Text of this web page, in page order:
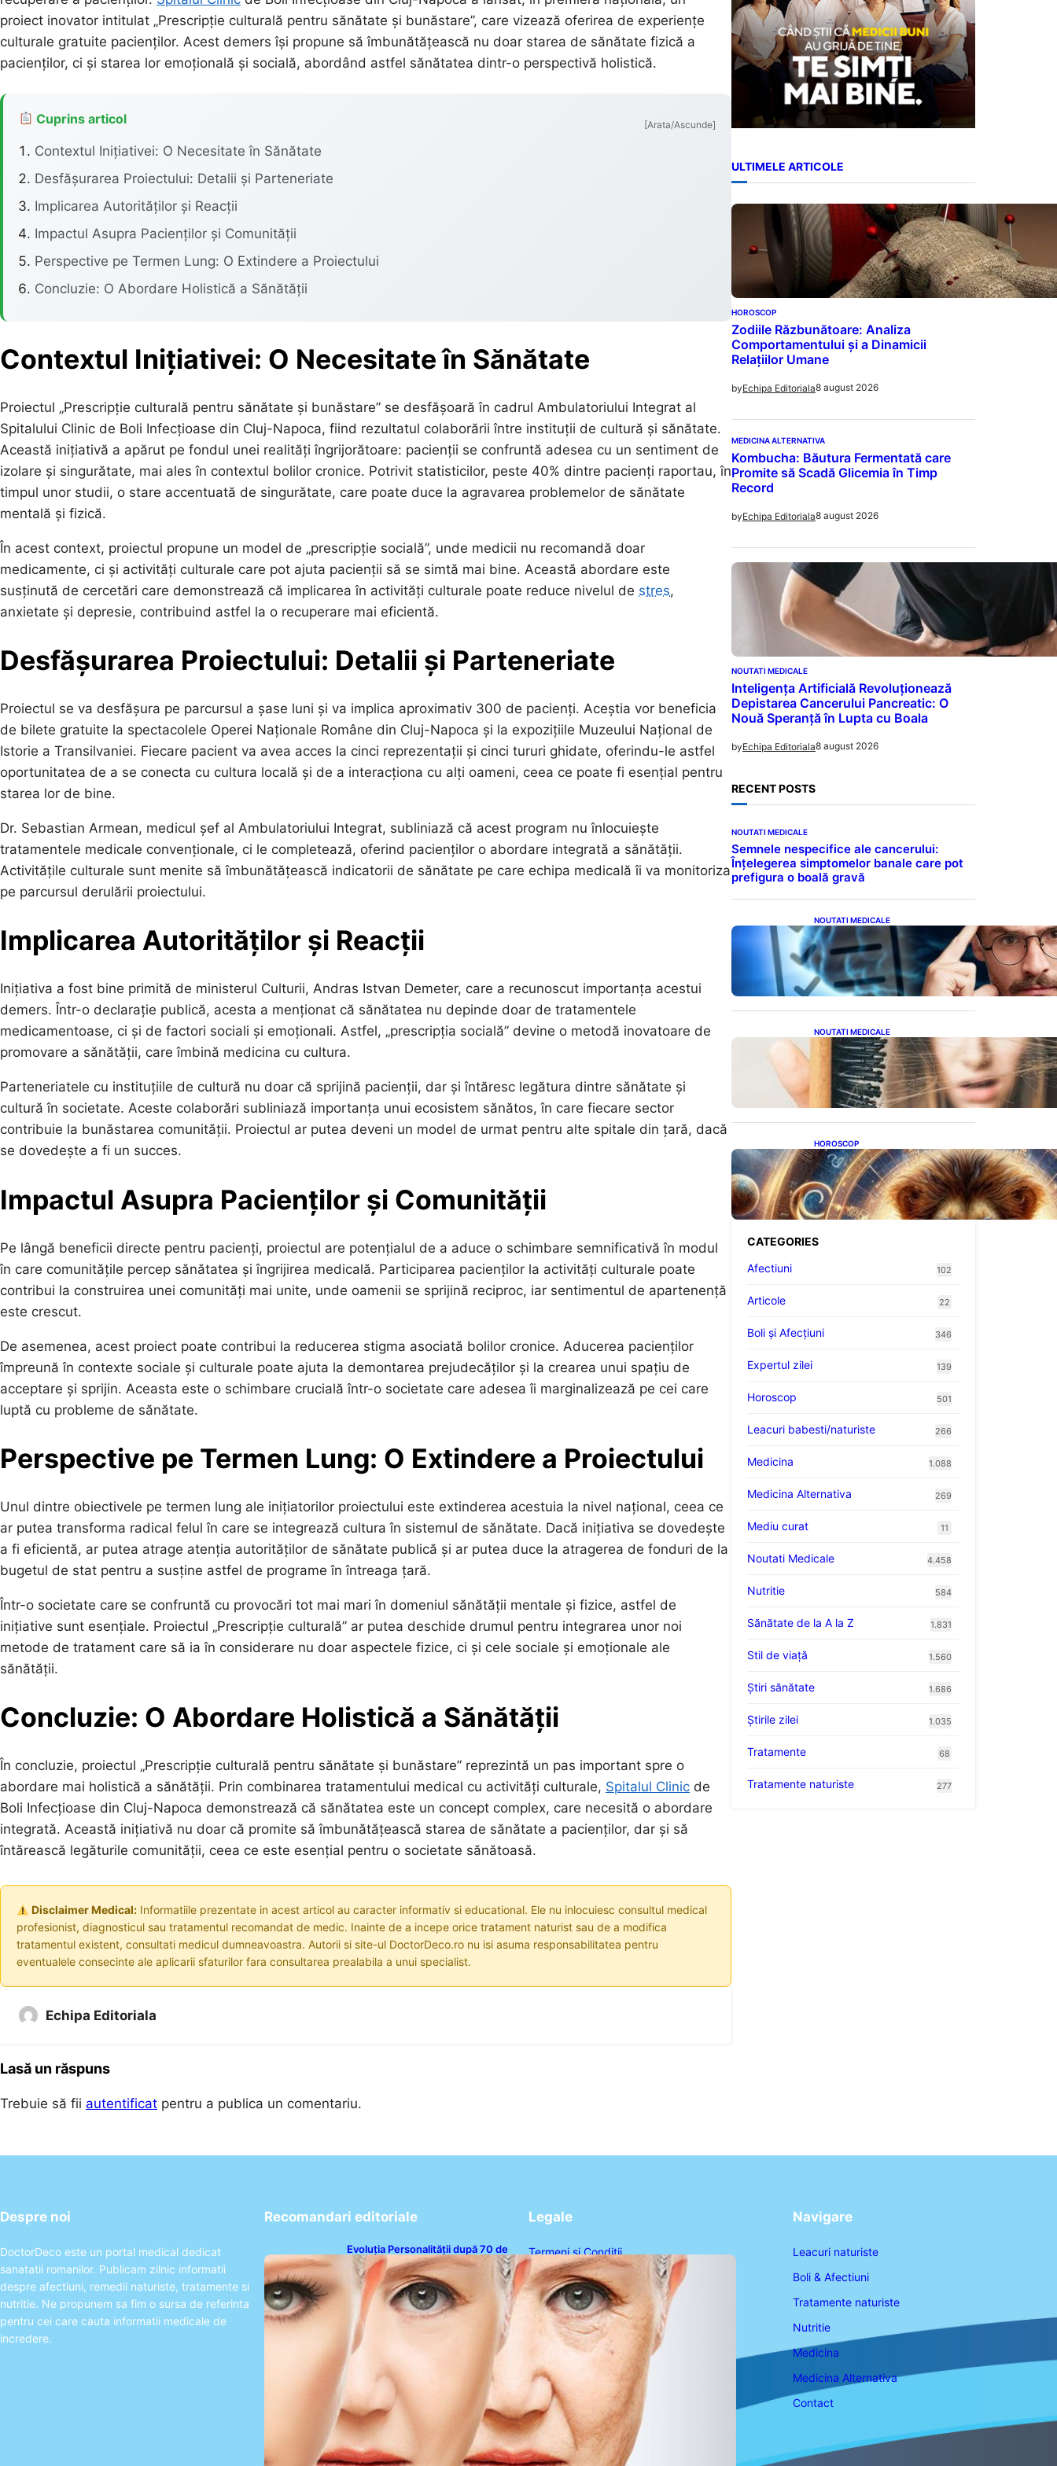
proiect inovator intitulat „Prescripție culturală pentru sănătate și bunăstare”, care vizează oferirea de experiențe
culturale gratuite pacienților. Acest demers își propune să îmbunătățească nu doar starea de sănătate fizică a
pacienților, ci și starea lor emoțională și socială, abordând astfel sănătatea dintr-o perspectivă holistică.
Cuprins articol [Arata/Ascunde]
Contextul Inițiativei: O Necesitate în Sănătate
Desfășurarea Proiectului: Detalii și Parteneriate
Implicarea Autorităților și Reacții
Impactul Asupra Pacienților și Comunității
Perspective pe Termen Lung: O Extindere a Proiectului
Concluzie: O Abordare Holistică a Sănătății
Contextul Inițiativei: O Necesitate în Sănătate
Proiectul „Prescripție culturală pentru sănătate și bunăstare” se desfășoară în cadrul Ambulatoriului Integrat al
Spitalului Clinic de Boli Infecțioase din Cluj-Napoca, fiind rezultatul colaborării între instituții de cultură și sănătate.
Această inițiativă a apărut pe fondul unei realități îngrijorătoare: pacienții se confruntă adesea cu un sentiment de
izolare și singurătate, mai ales în contextul bolilor cronice. Potrivit statisticilor, peste 40% dintre pacienți raportau, în
timpul unor studii, o stare accentuată de singurătate, care poate duce la agravarea problemelor de sănătate
mentală și fizică.
În acest context, proiectul propune un model de „prescripție socială”, unde medicii nu recomandă doar
medicamente, ci și activități culturale care pot ajuta pacienții să se simtă mai bine. Această abordare este
susținută de cercetări care demonstrează că implicarea în activități culturale poate reduce nivelul de stres,
anxietate și depresie, contribuind astfel la o recuperare mai eficientă.
Desfășurarea Proiectului: Detalii și Parteneriate
Proiectul se va desfășura pe parcursul a șase luni și va implica aproximativ 300 de pacienți. Aceștia vor beneficia
de bilete gratuite la spectacolele Operei Naționale Române din Cluj-Napoca și la expozițiile Muzeului Național de
Istorie a Transilvaniei. Fiecare pacient va avea acces la cinci reprezentații și cinci tururi ghidate, oferindu-le astfel
oportunitatea de a se conecta cu cultura locală și de a interacționa cu alți oameni, ceea ce poate fi esențial pentru
starea lor de bine.
Dr. Sebastian Armean, medicul șef al Ambulatoriului Integrat, subliniază că acest program nu înlocuiește
tratamentele medicale convenționale, ci le completează, oferind pacienților o abordare integrată a sănătății.
Activitățile culturale sunt menite să îmbunătățească indicatorii de sănătate pe care echipa medicală îi va monitoriza
pe parcursul derulării proiectului.
Implicarea Autorităților și Reacții
Inițiativa a fost bine primită de ministerul Culturii, Andras Istvan Demeter, care a recunoscut importanța acestui
demers. Într-o declarație publică, acesta a menționat că sănătatea nu depinde doar de tratamentele
medicamentoase, ci și de factori sociali și emoționali. Astfel, „prescripția socială” devine o metodă inovatoare de
promovare a sănătății, care îmbină medicina cu cultura.
Parteneriatele cu instituțiile de cultură nu doar că sprijină pacienții, dar și întăresc legătura dintre sănătate și
cultură în societate. Aceste colaborări subliniază importanța unui ecosistem sănătos, în care fiecare sector
contribuie la bunăstarea comunității. Proiectul ar putea deveni un model de urmat pentru alte spitale din țară, dacă
se dovedește a fi un succes.
Impactul Asupra Pacienților și Comunității
Pe lângă beneficii directe pentru pacienți, proiectul are potențialul de a aduce o schimbare semnificativă în modul
în care comunitățile percep sănătatea și îngrijirea medicală. Participarea pacienților la activități culturale poate
contribui la construirea unei comunități mai unite, unde oamenii se sprijină reciproc, iar sentimentul de apartenență
este crescut.
De asemenea, acest proiect poate contribui la reducerea stigma asociată bolilor cronice. Aducerea pacienților
împreună în contexte sociale și culturale poate ajuta la demontarea prejudecăților și la crearea unui spațiu de
acceptare și sprijin. Aceasta este o schimbare crucială într-o societate care adesea îi marginalizează pe cei care
luptă cu probleme de sănătate.
Perspective pe Termen Lung: O Extindere a Proiectului
Unul dintre obiectivele pe termen lung ale inițiatorilor proiectului este extinderea acestuia la nivel național, ceea ce
ar putea transforma radical felul în care se integrează cultura în sistemul de sănătate. Dacă inițiativa se dovedește
a fi eficientă, ar putea atrage atenția autorităților de sănătate publică și ar putea duce la atragerea de fonduri de la
bugetul de stat pentru a susține astfel de programe în întreaga țară.
Într-o societate care se confruntă cu provocări tot mai mari în domeniul sănătății mentale și fizice, astfel de
inițiative sunt esențiale. Proiectul „Prescripție culturală” ar putea deschide drumul pentru integrarea unor noi
metode de tratament care să ia în considerare nu doar aspectele fizice, ci și cele sociale și emoționale ale
sănătății.
Concluzie: O Abordare Holistică a Sănătății
În concluzie, proiectul „Prescripție culturală pentru sănătate și bunăstare” reprezintă un pas important spre o
abordare mai holistică a sănătății. Prin combinarea tratamentului medical cu activități culturale, Spitalul Clinic de
Boli Infecțioase din Cluj-Napoca demonstrează că sănătatea este un concept complex, care necesită o abordare
integrată. Această inițiativă nu doar că promite să îmbunătățească starea de sănătate a pacienților, dar și să
întărească legăturile comunității, ceea ce este esențial pentru o societate sănătoasă.
Disclaimer Medical:Informatiile prezentate in acest articol au caracter informativ si educational. Ele nu inlocuiesc consultul medical
profesionist, diagnosticul sau tratamentul recomandat de medic. Inainte de a incepe orice tratament naturist sau de a modifica
tratamentul existent, consultati medicul dumneavoastra. Autorii si site-ul DoctorDeco.ro nu isi asuma responsabilitatea pentru
eventualele consecinte ale aplicarii sfaturilor fara consultarea prealabila a unui specialist.
Echipa Editoriala
Lasă un răspuns
Trebuie să fii autentificat pentru a publica un comentariu.
ULTIMELE ARTICOLE
HOROSCOP
Zodiile Răzbunătoare: Analiza
Comportamentului și a Dinamicii
Relațiilor Umane
byEchipa Editoriala8 august 2026
MEDICINA ALTERNATIVA
Kombucha: Băutura Fermentată care
Promite să Scadă Glicemia în Timp
Record
byEchipa Editoriala8 august 2026
NOUTATI MEDICALE
Inteligența Artificială Revoluționează
Depistarea Cancerului Pancreatic: O
Nouă Speranță în Lupta cu Boala
byEchipa Editoriala8 august 2026
RECENT POSTS
NOUTATI MEDICALE
Semnele nespecifice ale cancerului:
Înțelegerea simptomelor banale care pot
prefigura o boală gravă
NOUTATI MEDICALE
Inteligența dincolo de note:
Semnele unui IQ ridicat
care nu țin de școală
NOUTATI MEDICALE
Semnele unei deficiențe de
proteine: Impactul asupra
sănătății tale
HOROSCOP
Portalul Leului 8/8:
Oportunități de Abundență
pentru Cinci Zodii în 2026
CATEGORIES
Afectiuni
102
Articole 22
Boli și Afecțiuni 346
Expertul zilei 139
Horoscop 501
Leacuri babesti/naturiste 266
Medicina 1.088
Medicina Alternativa 269
Mediu curat 11
Noutati Medicale 4.458
Nutritie 584
Sănătate de la A la Z 1.831
Stil de viaţă 1.560
Ştiri sănătate 1.686
Știrile zilei 1.035
Tratamente 68
Tratamente naturiste 277
Despre noi
DoctorDeco este un portal medical dedicat
sanatatii romanilor. Publicam zilnic informatii
despre afectiuni, remedii naturiste, tratamente si
nutritie. Ne propunem sa fim o sursa de referinta
pentru cei care cauta informatii medicale de
incredere.
Recomandari editoriale
Evoluția Personalității după 70 de
Ani: Ce Revelații Ne Oferă Studiile
Psihologice
Legale
Termeni și Condiții
Politica de Confidențialitate
Politica de Cookies
Disclaimer
Navigare
Leacuri naturiste
Boli & Afectiuni
Tratamente naturiste
Nutritie
Medicina
Medicina Alternativa
Contact